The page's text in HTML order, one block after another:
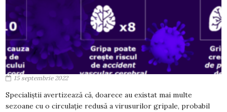
15 septembrie 2022
Specialiștii avertizează că, doarece au existat mai multe
sezoane cu o circulație redusă a virusurilor gripale, probabil